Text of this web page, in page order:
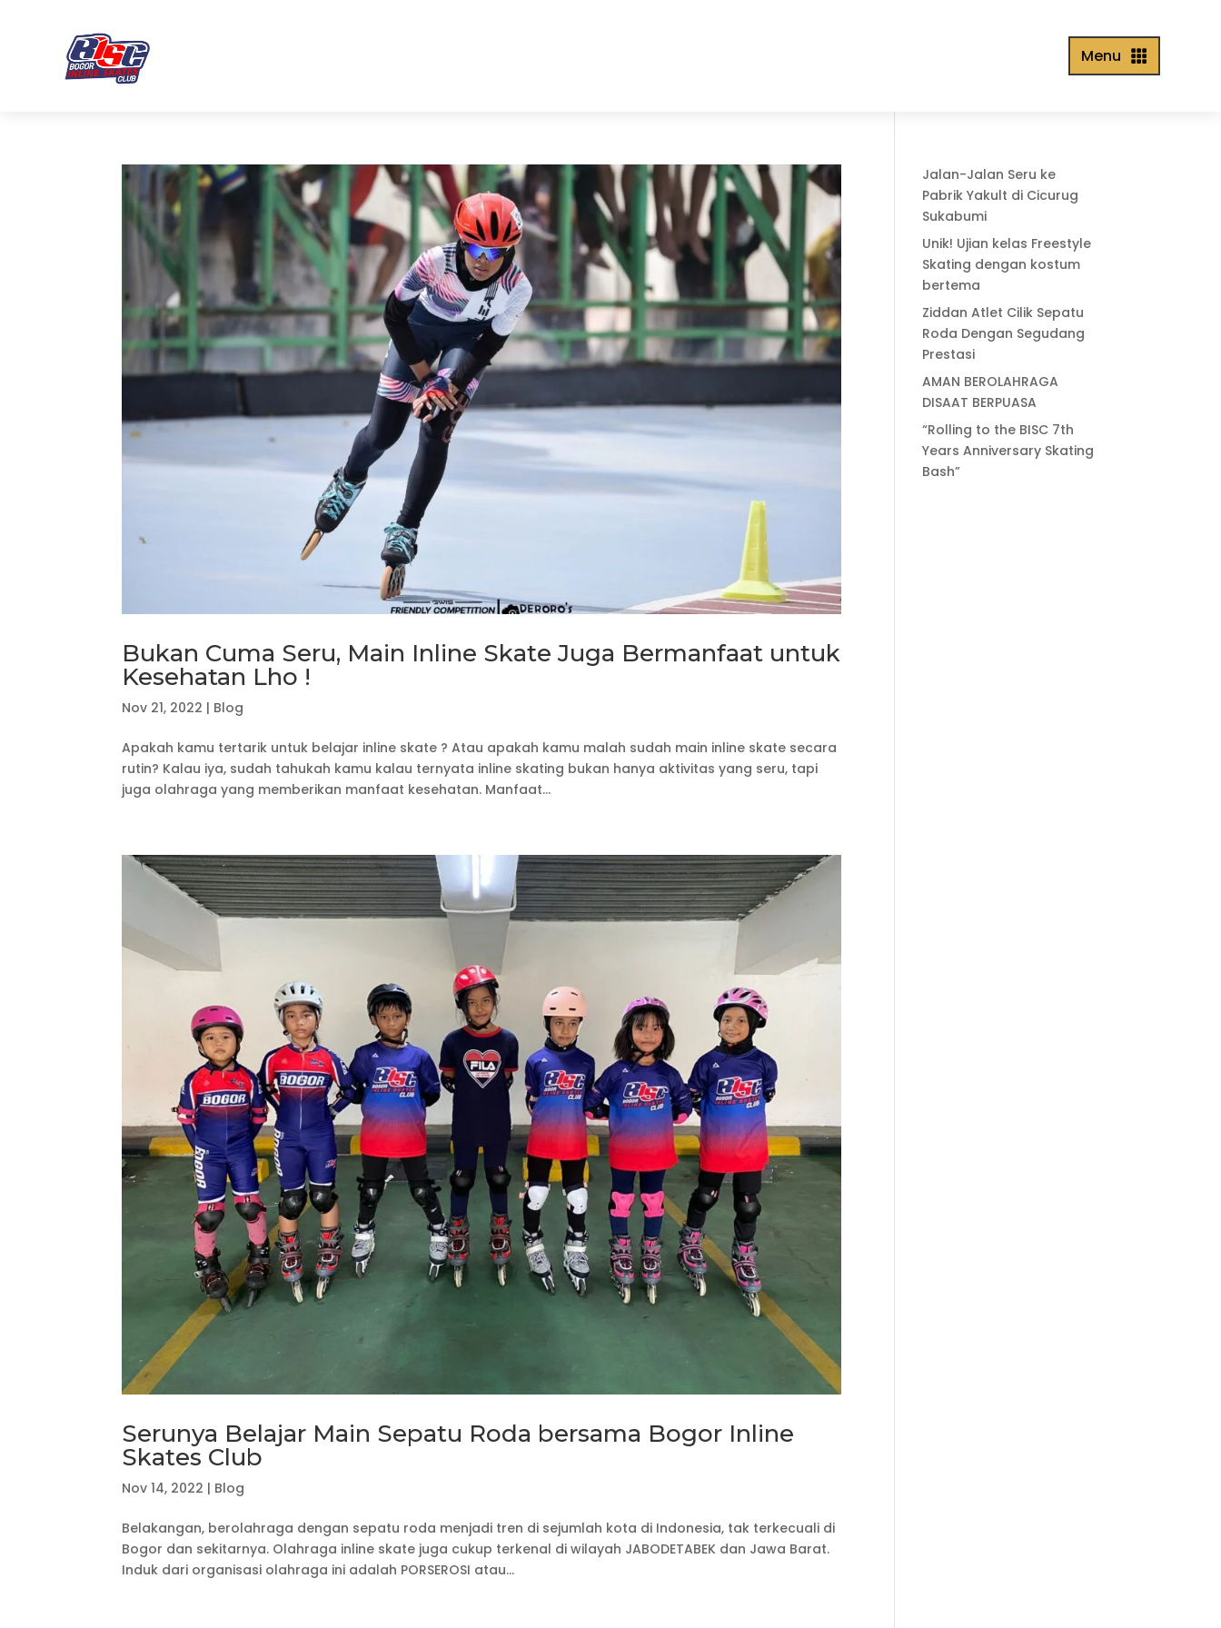

Menu
Bukan Cuma Seru, Main Inline Skate Juga Bermanfaat untuk
Kesehatan Lho !
Nov 21, 2022 | Blog
Apakah kamu tertarik untuk belajar inline skate ? Atau apakah kamu malah sudah main inline skate secara
rutin? Kalau iya, sudah tahukah kamu kalau ternyata inline skating bukan hanya aktivitas yang seru, tapi
juga olahraga yang memberikan manfaat kesehatan. Manfaat...
Serunya Belajar Main Sepatu Roda bersama Bogor Inline
Skates Club
Nov 14, 2022 | Blog
Belakangan, berolahraga dengan sepatu roda menjadi tren di sejumlah kota di Indonesia, tak terkecuali di
Bogor dan sekitarnya. Olahraga inline skate juga cukup terkenal di wilayah JABODETABEK dan Jawa Barat.
Induk dari organisasi olahraga ini adalah PORSEROSI atau...
Jalan-Jalan Seru ke
Pabrik Yakult di Cicurug
Sukabumi
Unik! Ujian kelas Freestyle
Skating dengan kostum
bertema
Ziddan Atlet Cilik Sepatu
Roda Dengan Segudang
Prestasi
AMAN BEROLAHRAGA
DISAAT BERPUASA
“Rolling to the BISC 7th
Years Anniversary Skating
Bash”